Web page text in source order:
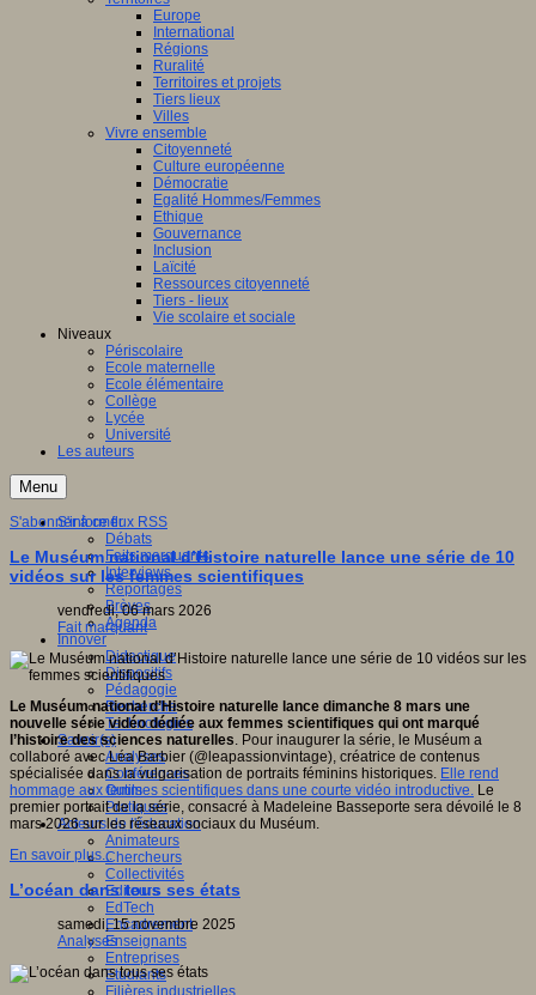
Europe
International
Régions
Ruralité
Territoires et projets
Tiers lieux
Villes
Vivre ensemble
Citoyenneté
Culture européenne
Démocratie
Egalité Hommes/Femmes
Ethique
Gouvernance
Inclusion
Laïcité
Ressources citoyenneté
Tiers - lieux
Vie scolaire et sociale
Niveaux
Périscolaire
Ecole maternelle
Ecole élémentaire
Collège
Lycée
Université
Les auteurs
Menu
S'informer
Débats
Faits marquants
Interviews
Reportages
Brèves
Agenda
Innover
Didactique
Dispositifs
Pédagogie
Recherche
Technologies
Savoir(s)
Analyses
Conférences
Outils
Pratiques
Acteurs de l'éducation
Animateurs
Chercheurs
Collectivités
Editeurs
EdTech
Encadrement
Enseignants
Entreprises
Etudiants
Filières industrielles
S'abonner à ce flux RSS
Le Muséum national d’Histoire naturelle lance une série de 10
vidéos sur les femmes scientifiques
vendredi, 06 mars 2026
Fait marquant
Le Muséum national d’Histoire naturelle lance dimanche 8 mars une
nouvelle série vidéo dédiée aux femmes scientifiques qui ont marqué
l’histoire des sciences naturelles. Pour inaugurer la série, le Muséum a
collaboré avec Léa Barbier (@leapassionvintage), créatrice de contenus
spécialisée dans la vulgarisation de portraits féminins historiques. Elle rend
hommage aux femmes scientifiques dans une courte vidéo introductive. Le
premier portrait de la série, consacré à Madeleine Basseporte sera dévoilé le 8
mars 2026 sur les réseaux sociaux du Muséum.
En savoir plus...
L’océan dans tous ses états
samedi, 15 novembre 2025
Analyses